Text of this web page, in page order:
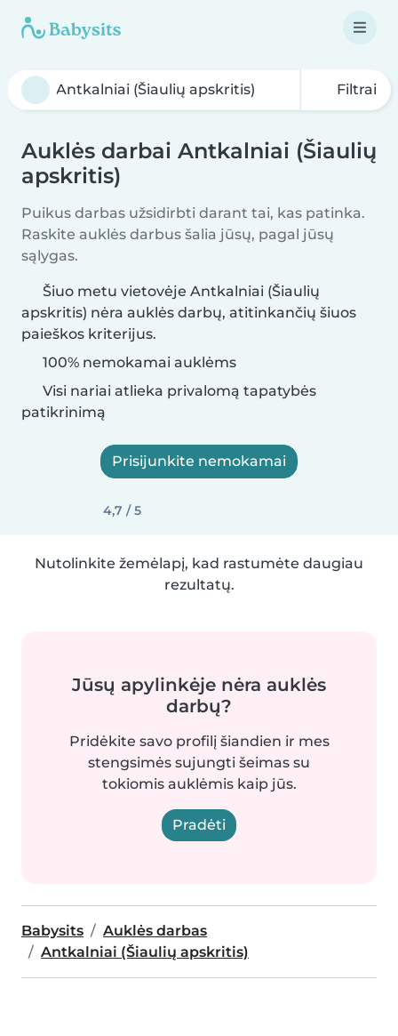
Filtrai
Auklės darbai Antkalniai (Šiaulių
apskritis)
Puikus darbas užsidirbti darant tai, kas patinka.
Raskite auklės darbus šalia jūsų, pagal jūsų
sąlygas.
Šiuo metu vietovėje Antkalniai (Šiaulių
apskritis) nėra auklės darbų, atitinkančių šiuos
paieškos kriterijus.
100% nemokamai auklėms
Visi nariai atlieka privalomą tapatybės
patikrinimą
Prisijunkite nemokamai
4,7 / 5
Nutolinkite žemėlapį, kad rastumėte daugiau
rezultatų.
Jūsų apylinkėje nėra auklės
darbų?
Pridėkite savo profilį šiandien ir mes
stengsimės sujungti šeimas su
tokiomis auklėmis kaip jūs.
Pradėti
Babysits
Auklės darbas
Antkalniai (Šiaulių apskritis)